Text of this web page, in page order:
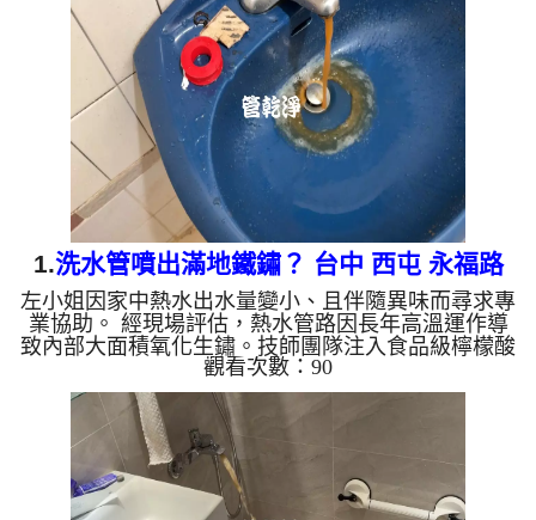
1.洗水管噴出滿地鐵鏽？ 台中 西屯 永福路
清洗水管
左小姐因家中熱水出水量變小、且伴隨異味而尋求專
業協助。 經現場評估，熱水管路因長年高溫運作導
致內部大面積氧化生鏽。技師團隊注入食品級檸檬酸
靜置 15 分鐘軟化管垢後，啟動高週波水管清洗機的
水槌脈衝模式，於 2 多小時內徹底清除管壁積垢，使
熱水出水量完全恢復正常，水質重現清澈。 ?️ 左小姐
宅：熱水管高週波清洗 3 大施工步驟 食品級檸檬酸
靜置軟化（15分鐘）： 將檸檬酸注入熱水管路，分
解並軟化沉積多年的鐵鏽塊與硬化水垢。 高週波水
槌與脈衝剝離： 微電腦精準...
觀看次數：90